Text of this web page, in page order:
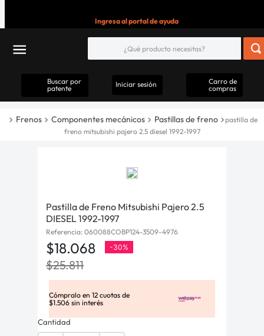
Ingresa al portal de ayuda
Buscar por
patente
Iniciar sesión
Carro de
compras
Frenos Componentes mecánicos Pastillas de freno
pastilla de
freno mitsubishi pajero 2.5 diesel 1992-1997
Pastilla de Freno Mitsubishi Pajero 2.5
DIESEL 1992-1997
Referencia: 060088COBP124-3509-4976
$18.068 -30%
$25.811
Cómpralo en 12 cuotas de
$1.506 sin interés
Cantidad